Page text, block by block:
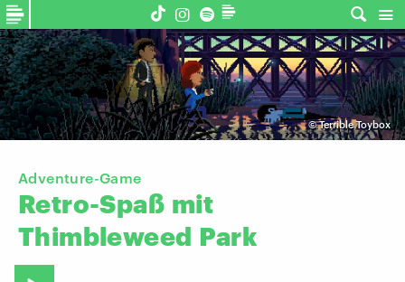
©Terrible Toybox
Adventure-Game
Retro-Spaß mit
Thimbleweed Park